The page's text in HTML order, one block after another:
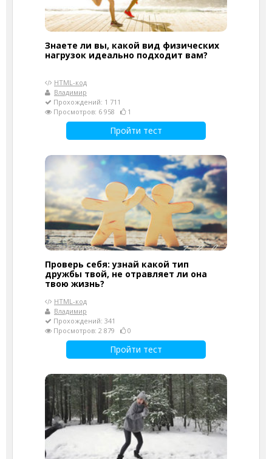
Знаете ли вы, какой вид физических
нагрузок идеально подходит вам?
HTML-код
Владимир
Прохождений: 1 711
Просмотров: 6 958
1
Пройти тест
Проверь себя: узнай какой тип
дружбы твой, не отравляет ли она
твою жизнь?
HTML-код
Владимир
Прохождений: 341
Просмотров: 2 879
0
Пройти тест